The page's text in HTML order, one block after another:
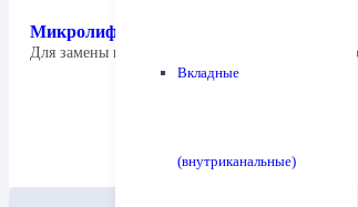
Вкладные
(внутриканальные)
Микролифт Tonar 4498 Arm Lifter
Для замены изношенного или сломанного